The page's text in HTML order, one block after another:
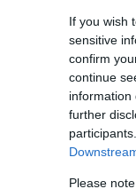
If you wish
sensitive
confirm
continue
information
further
Please